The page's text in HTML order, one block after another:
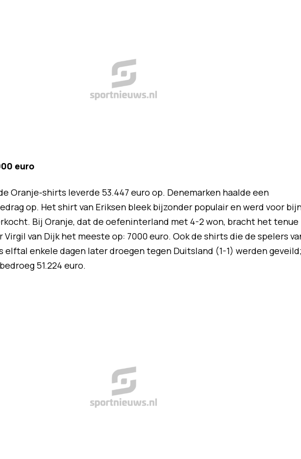
euro
Oranje-shirts leverde 53.447 euro op. Denemarken haalde een
op. Het shirt van Eriksen bleek bijzonder populair en werd voor
Bij Oranje, dat de oefeninterland met 4-2 won, bracht het tenue
Virgil van Dijk het meeste op: 7000 euro. Ook de shirts die de spelers
elftal enkele dagen later droegen tegen Duitsland (1-1) werden
51.224 euro.